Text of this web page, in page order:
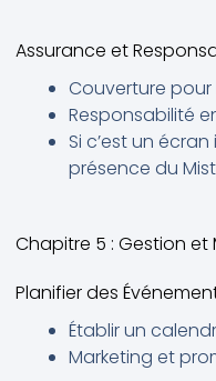
Assurance et
Couverture pour
Responsabilité
Si c’est un
présence du
Chapitre 5 : Gestion
Planifier des
Établir un
Marketing et